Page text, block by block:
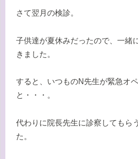
さて翌月の検診。
子供達が夏休みだったので、一緒
きました。
すると、いつものN先生が緊急オ
と・・・。
代わりに院長先生に診察してもら
た。